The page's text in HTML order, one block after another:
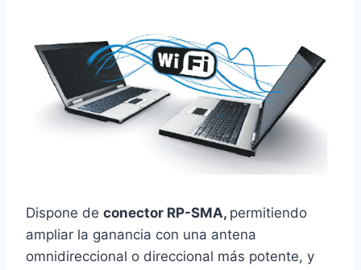
Dispone de conector RP-SMA, permitiendo
ampliar la ganancia con una antena
omnidireccional o direccional más potente, y